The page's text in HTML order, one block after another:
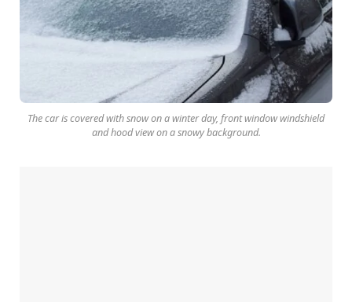
The car is covered with snow on a winter day, front window windshield
and hood view on a snowy background.